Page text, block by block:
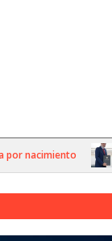
nacimiento